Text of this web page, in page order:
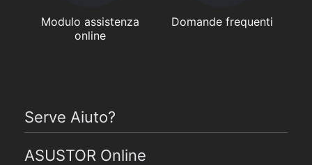
Modulo assistenza
online
Domande frequenti
Serve Aiuto?
ASUSTOR Online